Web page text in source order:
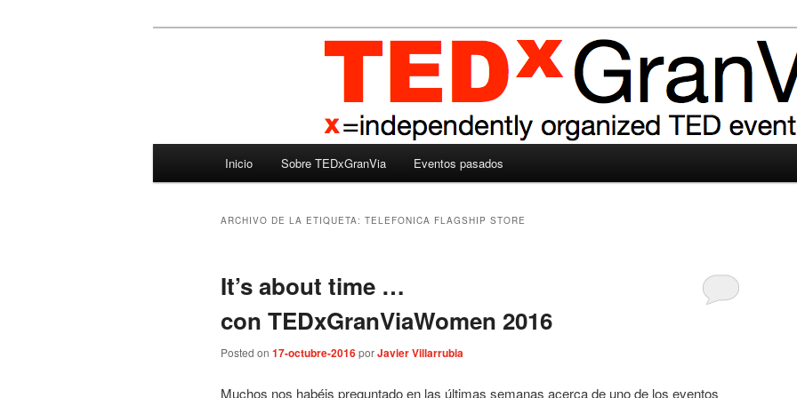
TEDxGranVia
Madrid – España – Spain
Inicio Sobre TEDxGranVia Eventos pasados
ARCHIVO DE LA ETIQUETA: TELEFONICA FLAGSHIP STORE
It’s about time …
con TEDxGranViaWomen 2016
Posted on 17-octubre-2016porJavier Villarrubia
Muchos nos habéis preguntado en las últimas semanas acerca de uno de los eventos